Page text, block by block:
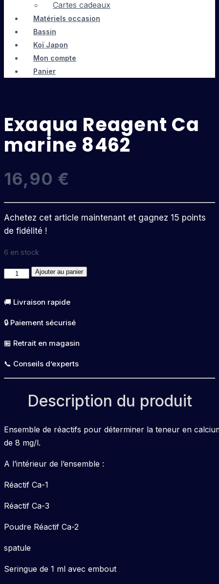
Cartes cadeaux
Matériels occasion
Bassin
Koï Japon
Mon compte
Panier
Exaqua Reagent Ca
marine 8462
16,90 €
Achetez cet article maintenant et gagnez 15 points
de fidélité !
6 en stock
quantité
Exaqua
Ca
marine
Ajouter au panier
🚚 Livraison rapide
🔒 Paiement sécurisé
🏪 Retrait en magasin
📞 Conseils d’experts
Description du produit
Ensemble de réactifs pour déterminer la teneur en
de 8 mg/l.
A l’intérieur de l’ensemble :
Réactif Ca-1
Réactif Ca-3
Poudre Réactif Ca-2
spatule
Seringue de 1 ml avec embout